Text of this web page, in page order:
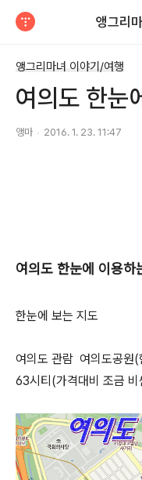
앵그리
앵그리마녀 이야기/여행
여의도 한눈
앵마 2016. 1. 23. 11:47
여의도 한눈에 이용하
한눈에 보는 지도
여의도 관람 여의도공원
63시티(가격대비 조금